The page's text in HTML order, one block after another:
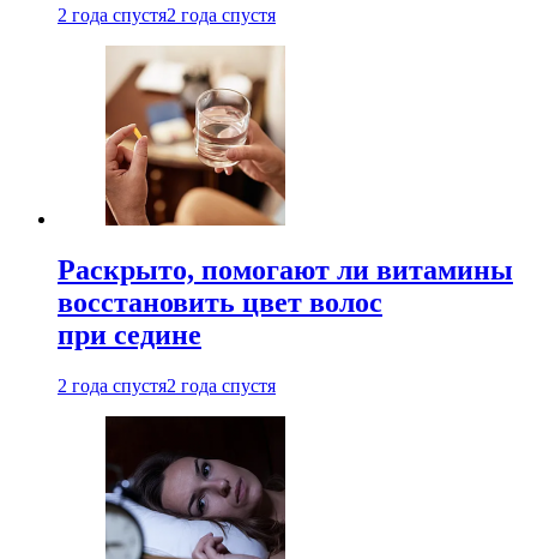
2 года спустя2 года спустя
Раскрыто, помогают ли витамины
восстановить цвет волос
при седине
2 года спустя2 года спустя